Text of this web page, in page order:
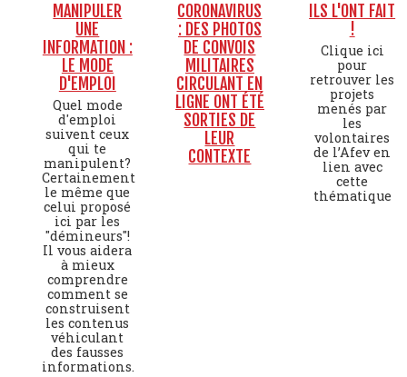
MANIPULER
UNE
INFORMATION :
LE MODE
D'EMPLOI
Quel mode
d'emploi
suivent ceux
qui te
manipulent?
Certainement
le même que
celui proposé
ici par les
"démineurs"!
Il vous aidera
à mieux
comprendre
comment se
construisent
les contenus
véhiculant
des fausses
informations.
CORONAVIRUS
: DES PHOTOS
DE CONVOIS
MILITAIRES
CIRCULANT EN
LIGNE ONT ÉTÉ
SORTIES DE
LEUR
CONTEXTE
ILS L'ONT FAIT
!
Clique ici
pour
retrouver les
projets
menés par
les
volontaires
de l’Afev en
lien avec
cette
thématique